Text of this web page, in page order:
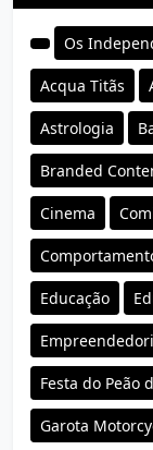
Os
Acqua Titãs
Astrologia
Branded
Cinema
Educação
Festa do Peão
Garota